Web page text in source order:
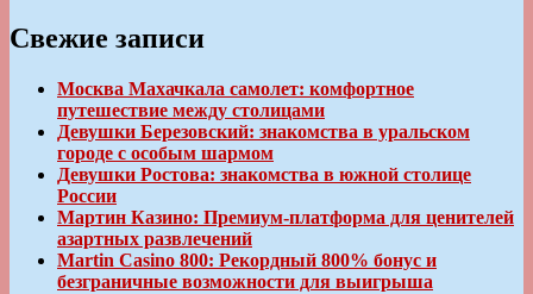
Свежие записи
Москва Махачкала самолет: комфортное
путешествие между столицами
Девушки Березовский: знакомства в уральском
городе с особым шармом
Девушки Ростова: знакомства в южной столице
России
Мартин Казино: Премиум-платформа для ценителей
азартных развлечений
Martin Casino 800: Рекордный 800% бонус и
безграничные возможности для выигрыша